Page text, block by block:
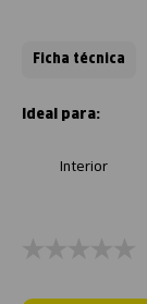
Ficha técnica
Interior